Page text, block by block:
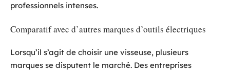
professionnels intenses.
Comparatif avec d’autres marques d’outils électriques
Lorsqu’il s’agit de choisir une visseuse, plusieurs
marques se disputent le marché. Des entreprises